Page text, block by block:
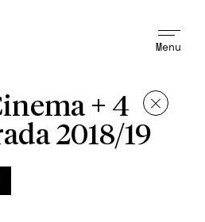
Menu
+ 4
2018/19